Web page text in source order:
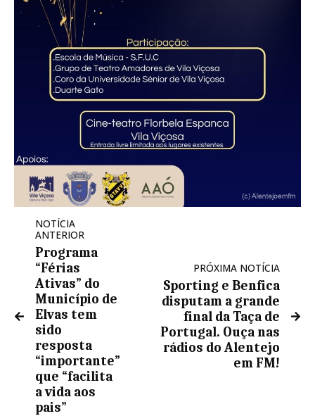
NOTÍCIA
ANTERIOR
Programa
“Férias
Ativas” do
Município de
Elvas tem
sido
resposta
“importante”
que “facilita
a vida aos
pais”
PRÓXIMA NOTÍCIA
Sporting e Benfica
disputam a grande
final da Taça de
Portugal. Ouça nas
rádios do Alentejo
em FM!